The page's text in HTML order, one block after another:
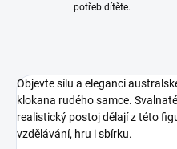
potřeb dítěte.
Objevte sílu a eleganci
klokana rudého samce.
realistický postoj dělají z této
vzdělávání, hru i sbírku.